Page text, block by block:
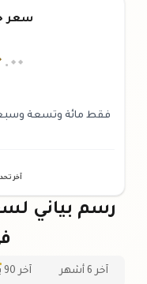
سعر
.٠٠
فقط مائة وتسعة
آخر
آخر 6 أشهر آخر 90 يوم